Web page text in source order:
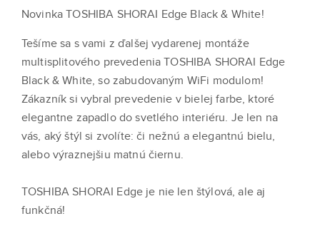
Novinka TOSHIBA SHORAI Edge Black & White!
Tešíme sa s vami z ďalšej vydarenej montáže
multisplitového prevedenia TOSHIBA SHORAI Edge
Black & White, so zabudovaným WiFi modulom!
Zákazník si vybral prevedenie v bielej farbe, ktoré
elegantne zapadlo do svetlého interiéru. Je len na
vás, aký štýl si zvolíte: či nežnú a elegantnú bielu,
alebo výraznejšiu matnú čiernu.
TOSHIBA SHORAI Edge je nie len štýlová, ale aj
funkčná!